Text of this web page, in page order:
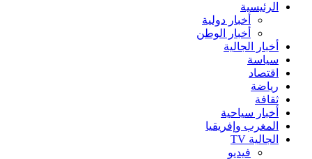
الرئيسية
أخبار دولية
أخبار الوطن
أخبار الجالية
سياسة
اقتصاد
رياضة
ثقافة
أخبار سياحية
المغرب وإفريقيا
الجالية TV
فيديو